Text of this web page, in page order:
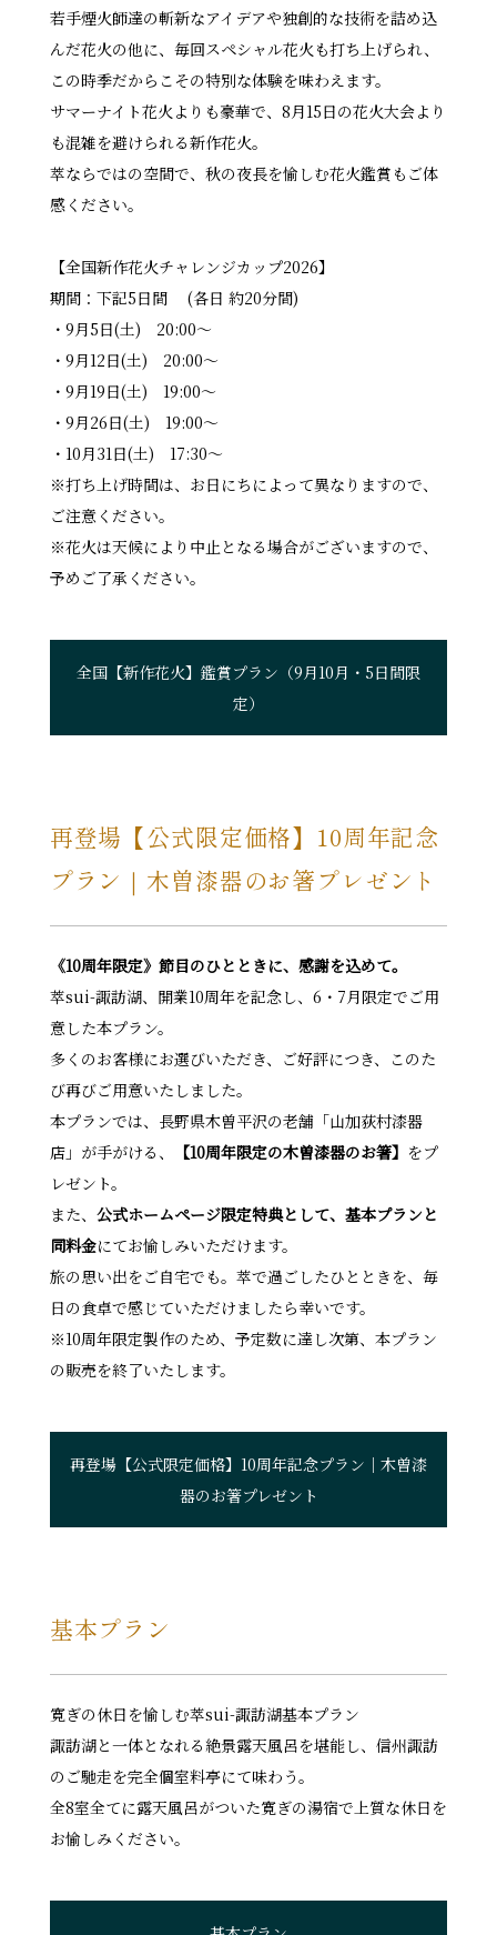
若手煙火師達の斬新なアイデアや独創的な技術を詰め込
んだ花火の他に、毎回スペシャル花火も打ち上げられ、
この時季だからこその特別な体験を味わえます。
サマーナイト花火よりも豪華で、8月15日の花火大会より
も混雑を避けられる新作花火。
萃ならではの空間で、秋の夜長を愉しむ花火鑑賞もご体
感ください。
【全国新作花火チャレンジカップ2026】
期間：下記5日間 (各日 約20分間)
・9月5日(土) 20:00〜
・9月12日(土) 20:00〜
・9月19日(土) 19:00〜
・9月26日(土) 19:00〜
・10月31日(土) 17:30〜
※打ち上げ時間は、お日にちによって異なりますので、
ご注意ください。
※花火は天候により中止となる場合がございますので、
予めご了承ください。
全国【新作花火】鑑賞プラン（9月10月・5日間限
定）
再登場【公式限定価格】10周年記念
プラン｜木曽漆器のお箸プレゼント
《10周年限定》節目のひとときに、感謝を込めて。
萃sui-諏訪湖、開業10周年を記念し、6・7月限定でご用
意した本プラン。
多くのお客様にお選びいただき、ご好評につき、このた
び再びご用意いたしました。
本プランでは、長野県木曽平沢の老舗「山加荻村漆器
店」が手がける、
【10周年限定の木曽漆器のお箸】 をプ
レゼント。
また、 公式ホームページ限定特典として、基本プランと
同料金にてお愉しみいただけます。
旅の思い出をご自宅でも。萃で過ごしたひとときを、毎
日の食卓で感じていただけましたら幸いです。
※10周年限定製作のため、予定数に達し次第、本プラン
の販売を終了いたします。
再登場【公式限定価格】10周年記念プラン｜木曽漆
器のお箸プレゼント
基本プラン
寛ぎの休日を愉しむ萃sui-諏訪湖基本プラン
諏訪湖と一体となれる絶景露天風呂を堪能し、信州諏訪
のご馳走を完全個室料亭にて味わう。
全8室全てに露天風呂がついた寛ぎの湯宿で上質な休日を
お愉しみください。